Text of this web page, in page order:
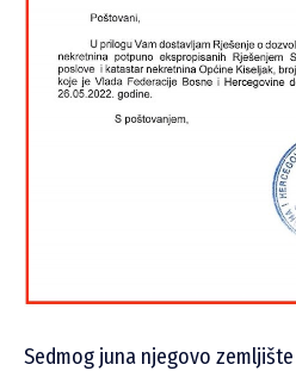
Sedmog juna njegovo